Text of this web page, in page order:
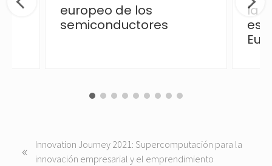
europeo de los
semiconductores
la
r
«
Innovation Journey 2021: Supercomputación para la
innovación empresarial y el emprendimiento